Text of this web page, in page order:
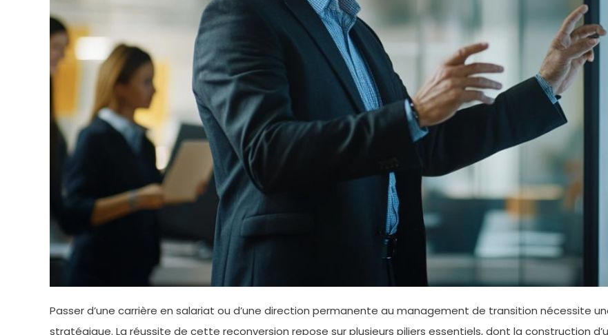
Passer d’une carrière en salariat ou d’une direction permanente au management de transition nécessite
stratégique. La réussite de cette reconversion repose sur plusieurs piliers essentiels, dont la construction